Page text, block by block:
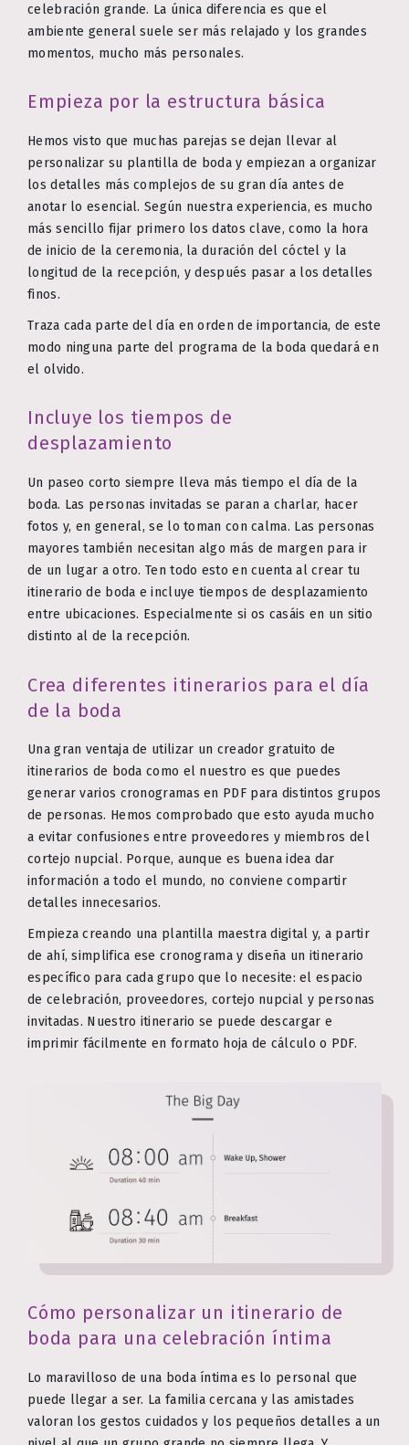
celebración grande. La única diferencia es que el
ambiente general suele ser más relajado y los grandes
momentos, mucho más personales.
Empieza por la estructura básica
Hemos visto que muchas parejas se dejan llevar al
personalizar su plantilla de boda y empiezan a organizar
los detalles más complejos de su gran día antes de
anotar lo esencial. Según nuestra experiencia, es mucho
más sencillo fijar primero los datos clave, como la hora
de inicio de la ceremonia, la duración del cóctel y la
longitud de la recepción, y después pasar a los detalles
finos.
Traza cada parte del día en orden de importancia, de este
modo ninguna parte del programa de la boda quedará en
el olvido.
Incluye los tiempos de
desplazamiento
Un paseo corto siempre lleva más tiempo el día de la
boda. Las personas invitadas se paran a charlar, hacer
fotos y, en general, se lo toman con calma. Las personas
mayores también necesitan algo más de margen para ir
de un lugar a otro. Ten todo esto en cuenta al crear tu
itinerario de boda e incluye tiempos de desplazamiento
entre ubicaciones. Especialmente si os casáis en un sitio
distinto al de la recepción.
Crea diferentes itinerarios para el día
de la boda
Una gran ventaja de utilizar un creador gratuito de
itinerarios de boda como el nuestro es que puedes
generar varios cronogramas en PDF para distintos grupos
de personas. Hemos comprobado que esto ayuda mucho
a evitar confusiones entre proveedores y miembros del
cortejo nupcial. Porque, aunque es buena idea dar
información a todo el mundo, no conviene compartir
detalles innecesarios.
Empieza creando una plantilla maestra digital y, a partir
de ahí, simplifica ese cronograma y diseña un itinerario
específico para cada grupo que lo necesite: el espacio
de celebración, proveedores, cortejo nupcial y personas
invitadas. Nuestro itinerario se puede descargar e
imprimir fácilmente en formato hoja de cálculo o PDF.
Cómo personalizar un itinerario de
boda para una celebración íntima
Lo maravilloso de una boda íntima es lo personal que
puede llegar a ser. La familia cercana y las amistades
valoran los gestos cuidados y los pequeños detalles a un